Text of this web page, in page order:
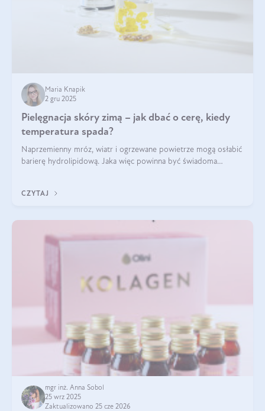
Maria Knapik
2 gru 2025
Pielęgnacja skóry zimą – jak dbać o cerę, kiedy
temperatura spada?
Naprzemienny mróz, wiatr i ogrzewane powietrze mogą osłabić
barierę hydrolipidową. Jaka więc powinna być świadoma
CZYTAJ
mgr inż. Anna Sobol
25 wrz 2025
Zaktualizowano 25 cze 2026